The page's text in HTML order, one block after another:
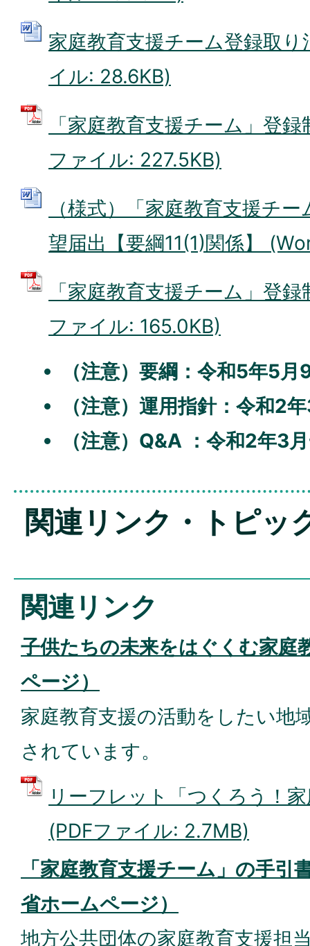
家庭教育支援チーム登録取
イル: 28.6KB)
「家庭教育支援チーム」登
ファイル: 227.5KB)
（様式）「家庭教育支援チ
望届出【要綱11(1)関係】
「家庭教育支援チーム」登
ファイル: 165.0KB)
（注意）要綱：令和5年5月
（注意）運用指針：令和2
（注意）Q&A ：令和2年3
関連リンク・トピッ
関連リンク
子供たちの未来をはぐくむ家庭
ページ）
家庭教育支援の活動をしたい地
されています。
リーフレット「つくろう！
(PDFファイル: 2.7MB)
「家庭教育支援チーム」の手引
省ホームページ）
地方公共団体の家庭教育支援担